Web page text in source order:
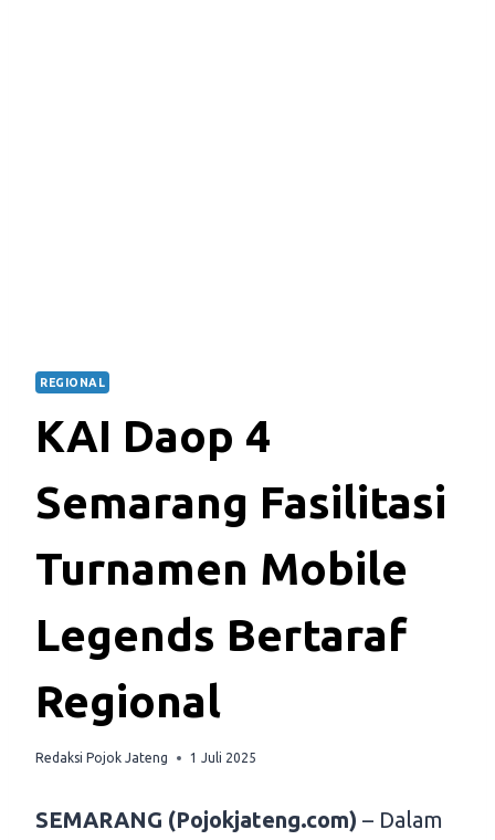
REGIONAL
KAI Daop 4
Semarang Fasilitasi
Turnamen Mobile
Legends Bertaraf
Regional
Redaksi Pojok Jateng 1 Juli 2025
SEMARANG (Pojokjateng.com) – Dalam